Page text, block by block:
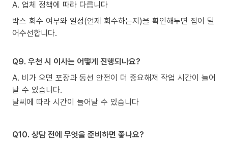
A. 업체 정책에 따라 다릅니다
박스 회수 여부와 일정(언제 회수하는지)을 확인해두면 집이 덜
어수선합니다.
Q9. 우천 시 이사는 어떻게 진행되나요?
A. 비가 오면 포장과 동선 안전이 더 중요해져 작업 시간이 늘어
날 수 있습니다.
날씨에 따라 시간이 늘어날 수 있습니다
Q10. 상담 전에 무엇을 준비하면 좋나요?